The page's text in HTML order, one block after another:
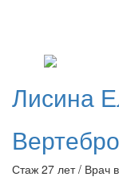
Лисина
Стаж 27 лет / Врач